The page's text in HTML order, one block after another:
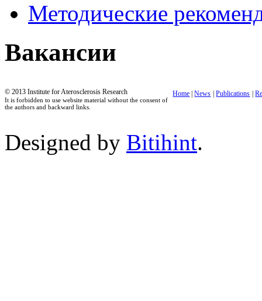
Методические
Вакансии
© 2013 Institute for Aterosclerosis Research
It is forbidden to use website material without the consent of
the authors and backward links.
Home |News |Publications |
Designed by Bitihint.